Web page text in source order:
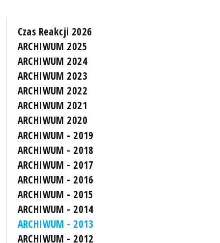
Czas Reakcji 2026
ARCHIWUM 2025
ARCHIWUM 2024
ARCHIWUM 2023
ARCHIWUM 2022
ARCHIWUM 2021
ARCHIWUM 2020
ARCHIWUM - 2019
ARCHIWUM - 2018
ARCHIWUM - 2017
ARCHIWUM - 2016
ARCHIWUM - 2015
ARCHIWUM - 2014
ARCHIWUM - 2013
ARCHIWUM - 2012